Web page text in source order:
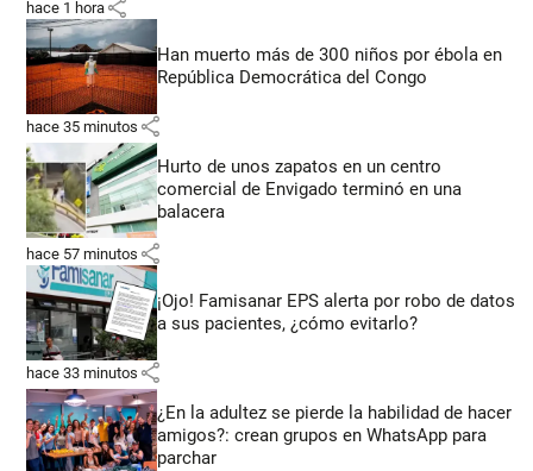
hace 1 hora share
Han muerto más de 300 niños por ébola en
República Democrática del Congo
hace 35 minutos share
Hurto de unos zapatos en un centro
comercial de Envigado terminó en una
balacera
hace 57 minutos share
¡Ojo! Famisanar EPS alerta por robo de datos
a sus pacientes, ¿cómo evitarlo?
hace 33 minutos share
¿En la adultez se pierde la habilidad de hacer
amigos?: crean grupos en WhatsApp para
parchar